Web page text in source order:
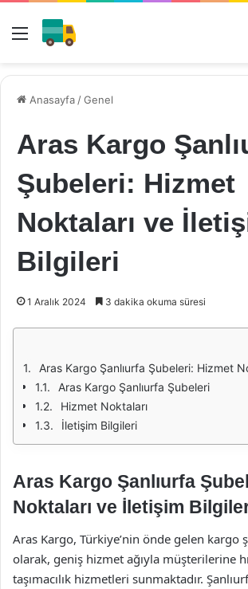
Menü
Anasayfa /Genel
Aras Kargo
Şubeleri: Hizmet
Noktaları ve
Bilgileri
1 Aralık 2024 3 dakika okuma süresi
Aras Kargo Şanlıurfa Şubeleri: Hizmet Noktaları
Aras Kargo Şanlıurfa Şubeleri
Hizmet Noktaları
İletişim Bilgileri
Aras Kargo Şanlıurfa
Noktaları ve İletişim
Aras Kargo, Türkiye’nin önde gelen kargo
olarak, geniş hizmet ağıyla müşterilerine
taşımacılık hizmetleri sunmaktadır.